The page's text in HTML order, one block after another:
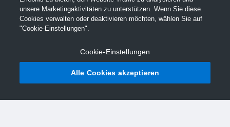
unsere Marketingaktivitäten zu unterstützen. Wenn Sie diese
Cookies verwalten oder deaktivieren möchten, wählen Sie auf
"Cookie-Einstellungen".
Cookie-Einstellungen
Alle Cookies akzeptieren